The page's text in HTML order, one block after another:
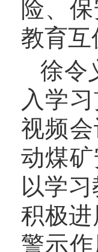
险、
教育互
徐令
入学
视频
动煤
以学
积极进
警示